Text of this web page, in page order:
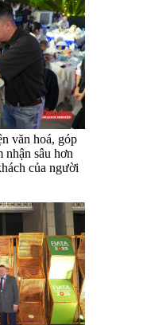
văn hoá, góp
nhận sâu hơn
của người